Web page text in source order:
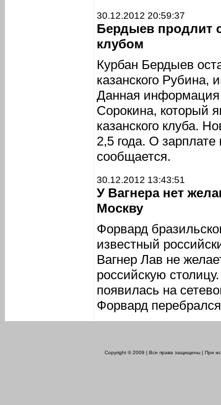
30.12.2012 20:59:37
Бердыев продлит
клубом
Курбан Бердыев
казанского
Данная информация
Сорокина, который
казанского клуба.
2,5 года. О
сообщается.
30.12.2012 13:43:51
У Вагнера нет
Москву
Форвард
известный
Вагнер Лав не
российскую
появилась на
Форвард
Copyright © 2009 | Все права защищены | При